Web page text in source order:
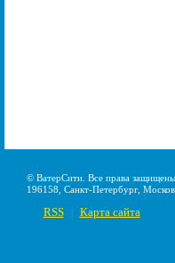
© ВатерСити. Все права защищены.
196158, Санкт-Петербург,
RSS Карта сайта